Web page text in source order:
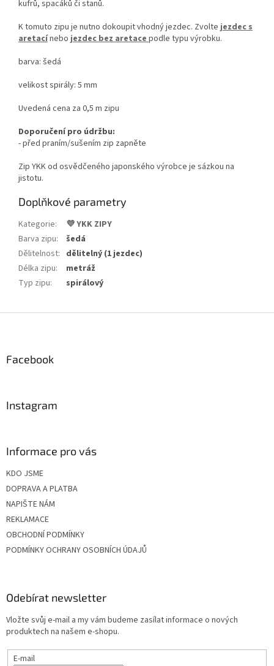
kufrů, spacáků či stanů.
K tomuto zipu je nutno dokoupit vhodný jezdec. Zvolte jezdec s
aretacínebo jezdec bez aretace podle typu výrobku.
barva: šedá
velikost spirály: 5 mm
Uvedená cena za 0,5 m zipu
Doporučení pro údržbu:
- před praním/sušením zip zapněte
Zip YKK od osvědčeného japonského výrobce je sázkou na
jistotu.
Doplňkové parametry
Kategorie:
💜 YKK ZIPY
Barva zipu:
šedá
Dělitelnost: dělitelný (1 jezdec)
Délka zipu:
metráž
Typ zipu: spirálový
Facebook
Instagram
Informace pro vás
KDO JSME
DOPRAVA A PLATBA
NAPIŠTE NÁM
REKLAMACE
OBCHODNÍ PODMÍNKY
PODMÍNKY OCHRANY OSOBNÍCH ÚDAJŮ
Odebírat newsletter
Vložte svůj e-mail a my vám budeme zasílat informace o nových
produktech na našem e-shopu.
E-mail